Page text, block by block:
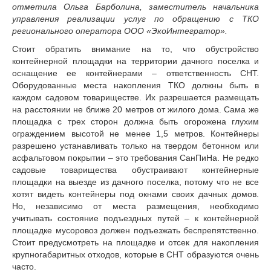
отметила Ольга Барболина, заместитель начальника
управления реализации услуг по обращению с ТКО
регионального оператора ООО «ЭкоИнтегратор».
Стоит обратить внимание на то, что обустройство
контейнерной площадки на территории дачного поселка и
оснащение ее контейнерами – ответственность СНТ.
Оборудованные места накопления ТКО должны быть в
каждом садовом товариществе. Их разрешается размещать
на расстоянии не ближе 20 метров от жилого дома. Сама же
площадка с трех сторон должна быть огорожена глухим
ограждением высотой не менее 1,5 метров. Контейнеры
разрешено устанавливать только на твердом бетонном или
асфальтовом покрытии – это требования СанПиНа. Не редко
садовые товарищества обустраивают контейнерные
площадки на выезде из дачного поселка, потому что не все
хотят видеть контейнеры под окнами своих дачных домов.
Но, независимо от места размещения, необходимо
учитывать состояние подъездных путей – к контейнерной
площадке мусоровоз должен подъезжать беспрепятственно.
Стоит предусмотреть на площадке и отсек для накопления
крупногабаритных отходов, которые в СНТ образуются очень
часто.